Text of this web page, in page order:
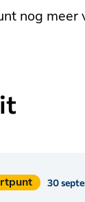
nog meer
30